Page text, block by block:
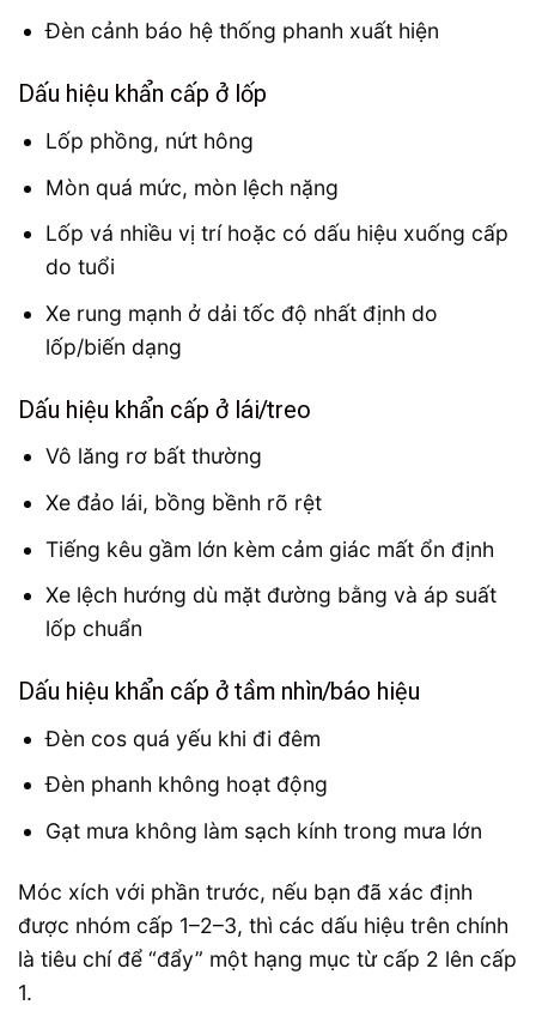
Đèn cảnh báo hệ thống phanh xuất hiện
Dấu hiệu khẩn cấp ở lốp
Lốp phồng, nứt hông
Mòn quá mức, mòn lệch nặng
Lốp vá nhiều vị trí hoặc có dấu hiệu xuống cấp
do tuổi
Xe rung mạnh ở dải tốc độ nhất định do
lốp/biến dạng
Dấu hiệu khẩn cấp ở lái/treo
Vô lăng rơ bất thường
Xe đảo lái, bồng bềnh rõ rệt
Tiếng kêu gầm lớn kèm cảm giác mất ổn định
Xe lệch hướng dù mặt đường bằng và áp suất
lốp chuẩn
Dấu hiệu khẩn cấp ở tầm nhìn/báo hiệu
Đèn cos quá yếu khi đi đêm
Đèn phanh không hoạt động
Gạt mưa không làm sạch kính trong mưa lớn
Móc xích với phần trước, nếu bạn đã xác định
được nhóm cấp 1–2–3, thì các dấu hiệu trên chính
là tiêu chí để “đẩy” một hạng mục từ cấp 2 lên cấp
1.